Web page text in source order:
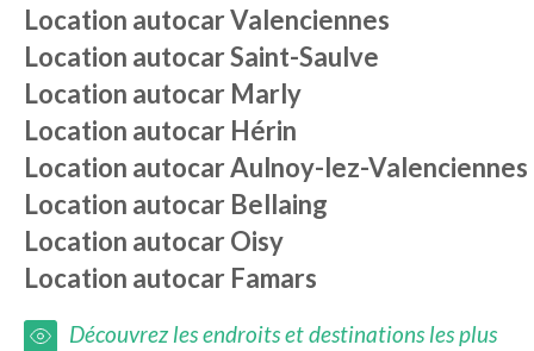
Location autocarValenciennes
Location autocarSaint-Saulve
Location autocar Marly
Location autocar Hérin
Location autocarAulnoy-lez-Valenciennes
Location autocar Bellaing
Location autocarOisy
Location autocar Famars
Découvrez les endroits et destinations les plus